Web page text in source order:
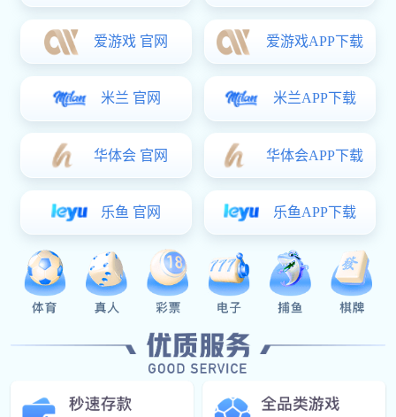
行业应用
风电行业
光伏行业
新材料行业
下载中心
产品资料
操作说明
豪门国际:豪门国际 中心 
行业资讯